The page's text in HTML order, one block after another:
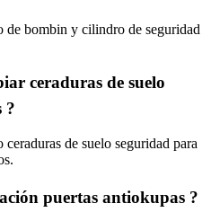
de bombin y cilindro de seguridad
ceraduras de suelo
?
de suelo seguridad para
puertas antiokupas ?